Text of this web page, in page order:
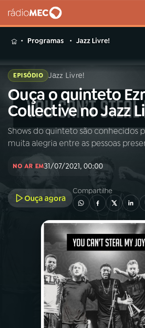
MENU
Buscar
na
Rádio
MEC
Buscar
Início
01 INÍCIO
PROGRAMAÇÃO
PROGRAMAS
PODCASTS
Programas Jazz Livre!
EPISÓDIO Jazz Livre!
Ouça o quinteto
Collective no Jazz
Shows do quinteto são conhecidos
muita alegria entre as pessoas
NO AR EM31/07/2021, 00:00
Ouça agora
Compartilhe